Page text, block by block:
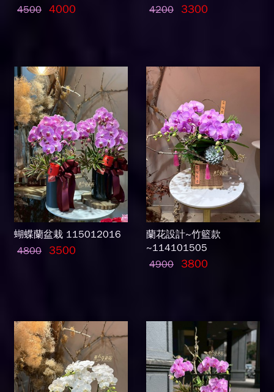
4500 4000
4200
3300
蝴蝶蘭盆栽 115012016
4800 3500
蘭花設計~竹籃款
~114101505
4900
3800